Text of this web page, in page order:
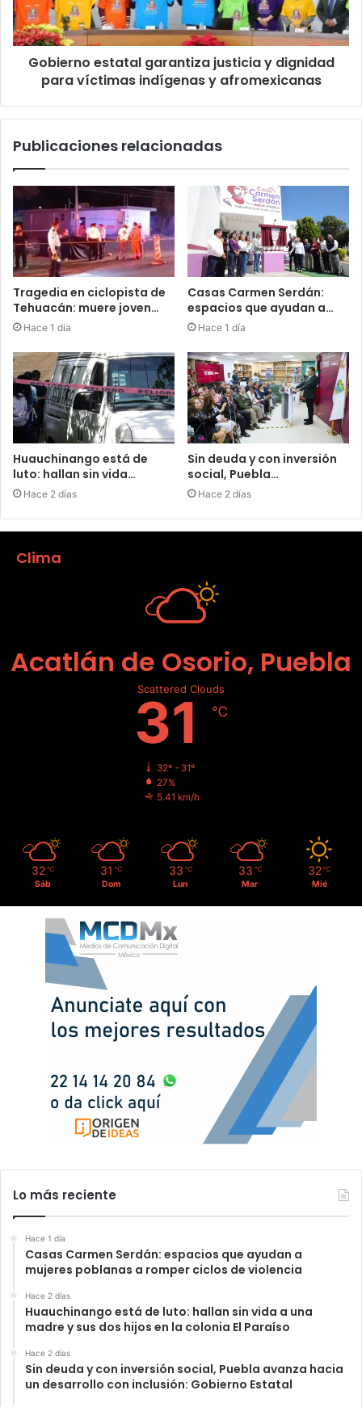
Gobierno estatal garantiza justicia y dignidad
para víctimas indígenas y afromexicanas
Publicaciones relacionadas
Tragedia en ciclopista de
Tehuacán: muere joven…
Hace 1 día
Casas Carmen Serdán:
espacios que ayudan a…
Hace 1 día
Huauchinango está de
luto: hallan sin vida…
Hace 2 días
Sin deuda y con inversión
social, Puebla…
Hace 2 días
Clima
Acatlán de Osorio, Puebla
Scattered Clouds
31 ℃
32º - 31º
27%
5.41 km/h
32 ℃
Sáb
31 ℃
Dom
33 ℃
Lun
33 ℃
Mar
32 ℃
Mié
Lo más reciente
Hace 1 día
Casas Carmen Serdán: espacios que ayudan a
mujeres poblanas a romper ciclos de violencia
Hace 2 días
Huauchinango está de luto: hallan sin vida a una
madre y sus dos hijos en la colonia El Paraíso
Hace 2 días
Sin deuda y con inversión social, Puebla avanza hacia
un desarrollo con inclusión: Gobierno Estatal